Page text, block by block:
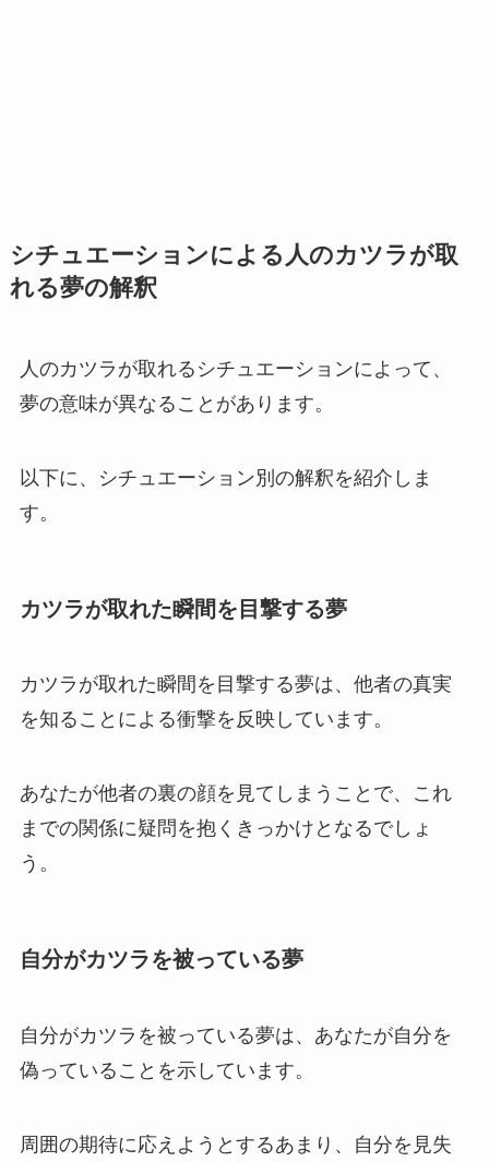
シチュエーションによる人のカツラが取
れる夢の解釈
人のカツラが取れるシチュエーションによって、
夢の意味が異なることがあります。
以下に、シチュエーション別の解釈を紹介しま
す。
カツラが取れた瞬間を目撃する夢
カツラが取れた瞬間を目撃する夢は、他者の真実
を知ることによる衝撃を反映しています。
あなたが他者の裏の顔を見てしまうことで、これ
までの関係に疑問を抱くきっかけとなるでしょ
う。
自分がカツラを被っている夢
自分がカツラを被っている夢は、あなたが自分を
偽っていることを示しています。
周囲の期待に応えようとするあまり、自分を見失